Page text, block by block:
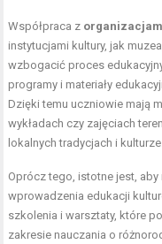
Współpraca z
instytucjami kultury, jak
wzbogacić proces
programy i materiały
Dzięki temu uczniowie mają
wykładach czy zajęciach
lokalnych tradycjach i kulturze.
Oprócz tego, istotne jest,
wprowadzenia edukacji
szkolenia i warsztaty, które
zakresie nauczania o